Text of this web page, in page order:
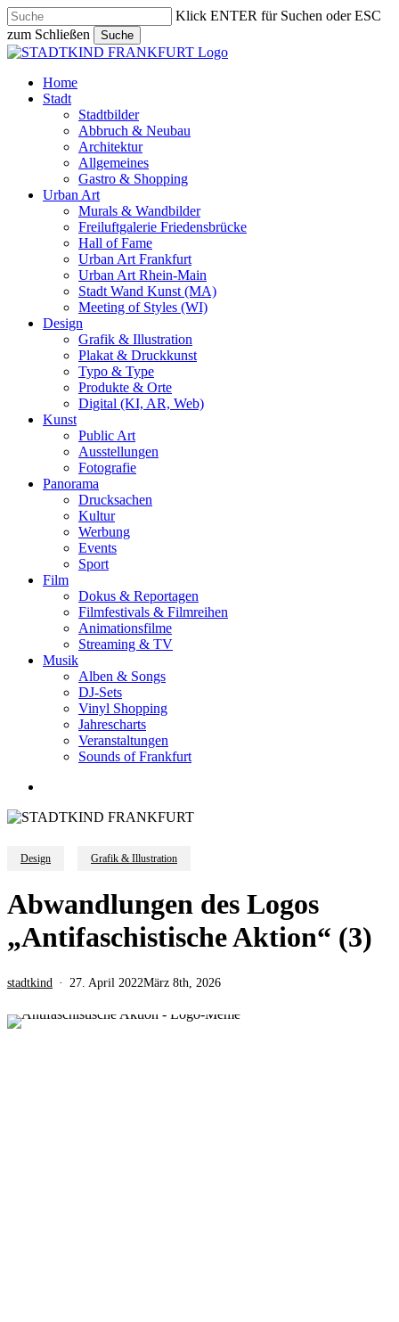
Skip
to
main
content
Klick ENTER für Suchen oder ESC
zum Schließen
Suche
Close
search
Menu
Home
Stadt
Stadtbilder
Abbruch & Neubau
Architektur
Allgemeines
Gastro & Shopping
Urban Art
Murals & Wandbilder
Freiluftgalerie Friedensbrücke
Hall of Fame
Urban Art Frankfurt
Urban Art Rhein-Main
Stadt Wand Kunst (MA)
Meeting of Styles (WI)
Design
Grafik & Illustration
Plakat & Druckkunst
Typo & Type
Produkte & Orte
Digital (KI, AR, Web)
Kunst
Public Art
Ausstellungen
Fotografie
Panorama
Drucksachen
Kultur
Werbung
Events
Sport
Film
Dokus & Reportagen
Filmfestivals & Filmreihen
Animationsfilme
Streaming & TV
Musik
Alben & Songs
DJ-Sets
Vinyl Shopping
Jahrescharts
Veranstaltungen
Sounds of Frankfurt
Design Grafik & Illustration
Abwandlungen des Logos
„Antifaschistische Aktion“ (3)
stadtkind 27. April 2022März 8th, 2026